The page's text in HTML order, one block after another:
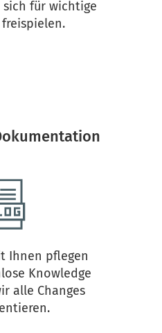
sich für wichtige
Ihnen pflegen
Knowledge
alle Changes